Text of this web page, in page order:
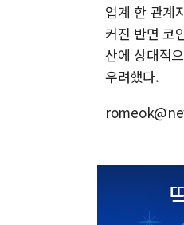
업계 한 관계
커진 반면 코
산에 상대적
우려했다.